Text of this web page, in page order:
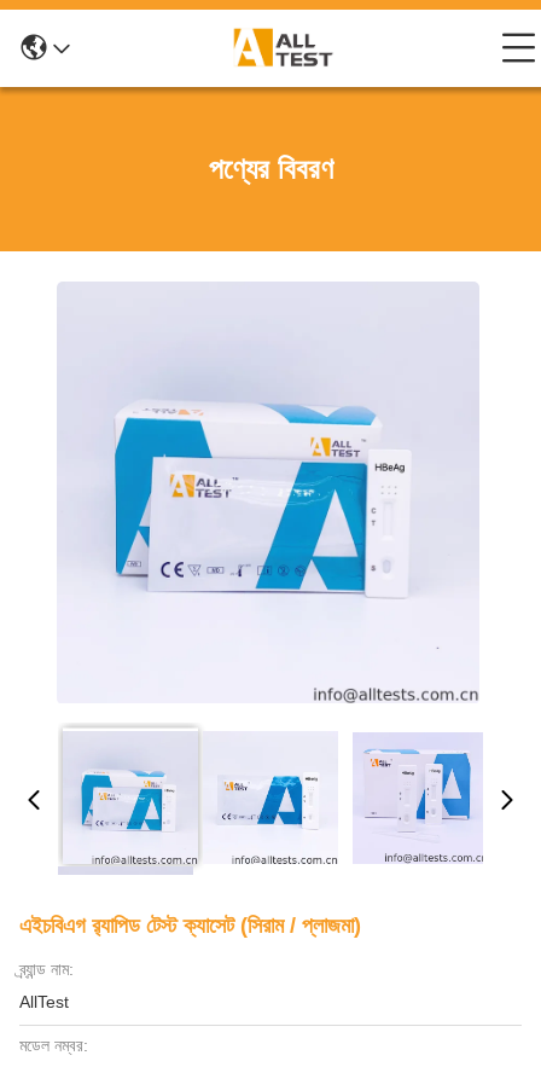
পণ্যের বিবরণ
এইচবিএগ র‌্যাপিড টেস্ট ক্যাসেট (সিরাম / প্লাজমা)
ব্র্যান্ড নাম:
AllTest
মডেল নম্বর: